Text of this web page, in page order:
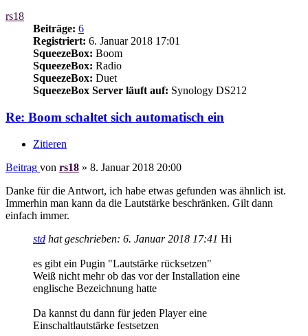
rs18
Beiträge: 6
Registriert: 6. Januar 2018 17:01
SqueezeBox: Boom
SqueezeBox: Radio
SqueezeBox: Duet
SqueezeBox Server läuft auf: Synology DS212
Re: Boom schaltet sich automatisch ein
Zitieren
Beitrag von rs18 » 8. Januar 2018 20:00
Danke für die Antwort, ich habe etwas gefunden was ähnlich ist.
Immerhin man kann da die Lautstärke beschränken. Gilt dann
einfach immer.
std hat geschrieben: 6. Januar 2018 17:41 Hi
es gibt ein Pugin "Lautstärke rücksetzen"
Weiß nicht mehr ob das vor der Installation eine
englische Bezeichnung hatte
Da kannst du dann für jeden Player eine
Einschaltlautstärke festsetzen